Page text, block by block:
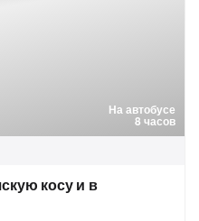
На автобусе
8 часов
косу и в